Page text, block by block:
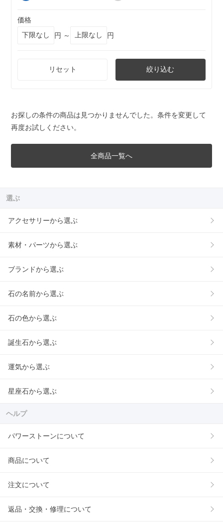
価格
円 ～
円
リセット 絞り込む
お探しの条件の商品は見つかりませんでした。条件を変更して
再度お試しください。
全商品一覧へ
選ぶ
アクセサリーから選ぶ
素材・パーツから選ぶ
ブランドから選ぶ
石の名前から選ぶ
石の色から選ぶ
誕生石から選ぶ
運気から選ぶ
星座石から選ぶ
ヘルプ
パワーストーンについて
商品について
注文について
返品・交換・修理について